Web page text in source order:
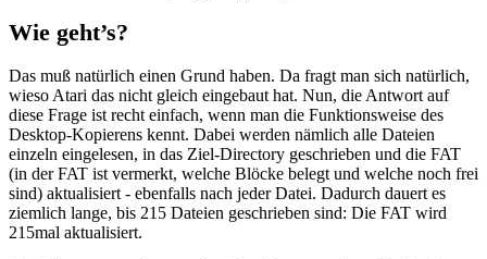
Wie geht’s?
Das muß natürlich einen Grund haben. Da fragt man sich natürlich,
wieso Atari das nicht gleich eingebaut hat. Nun, die Antwort auf
diese Frage ist recht einfach, wenn man die Funktionsweise des
Desktop-Kopierens kennt. Dabei werden nämlich alle Dateien
einzeln eingelesen, in das Ziel-Directory geschrieben und die FAT
(in der FAT ist vermerkt, welche Blöcke belegt und welche noch frei
sind) aktualisiert - ebenfalls nach jeder Datei. Dadurch dauert es
ziemlich lange, bis 215 Dateien geschrieben sind: Die FAT wird
215mal aktualisiert.